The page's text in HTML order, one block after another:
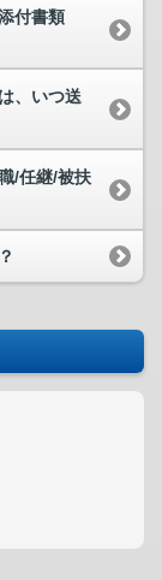
付書類
、いつ送
/任継/被扶